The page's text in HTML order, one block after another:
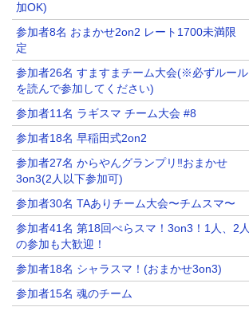
加OK)
参加者8名 おまかせ2on2 レート1700未満限
定
参加者26名 すますまチーム大会(※必ずルール
を読んで参加してください)
参加者11名 ラギスマ チーム大会 #8
参加者18名 早稲田式2on2
参加者27名 からやんグランプリ‼️おまかせ
3on3(2人以下参加可)
参加者30名 TAありチーム大会〜チムスマ〜
参加者41名 第18回ぺらスマ！3on3！1人、2人
の参加も大歓迎！
参加者18名 シャラスマ！(おまかせ3on3)
参加者15名 魂のチーム